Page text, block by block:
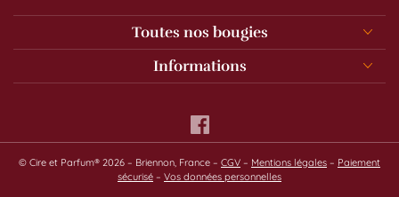
Toutes nos bougies
Informations
© Cire et Parfum® 2026 – Briennon, France – CGV – Mentions légales – Paiement
sécurisé – Vos données personnelles